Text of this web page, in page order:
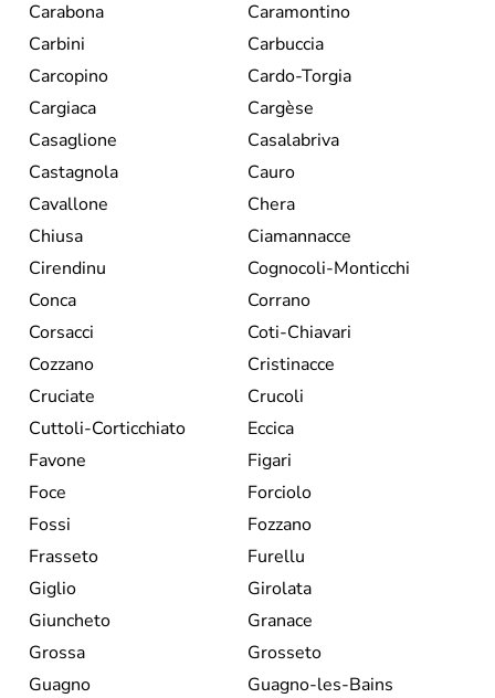
Carabona
Caramontino
Carbini
Carbuccia
Carcopino
Cardo-Torgia
Cargiaca
Cargèse
Casaglione
Casalabriva
Castagnola
Cauro
Cavallone
Chera
Chiusa
Ciamannacce
Cirendinu
Cognocoli-Monticchi
Conca
Corrano
Corsacci
Coti-Chiavari
Cozzano
Cristinacce
Cruciate
Crucoli
Cuttoli-Corticchiato
Eccica
Favone
Figari
Foce
Forciolo
Fossi
Fozzano
Frasseto
Furellu
Giglio
Girolata
Giuncheto
Granace
Grossa
Grosseto
Guagno
Guagno-les-Bains